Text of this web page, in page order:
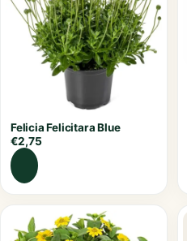
Felicia Felicitara Blue
€2,75